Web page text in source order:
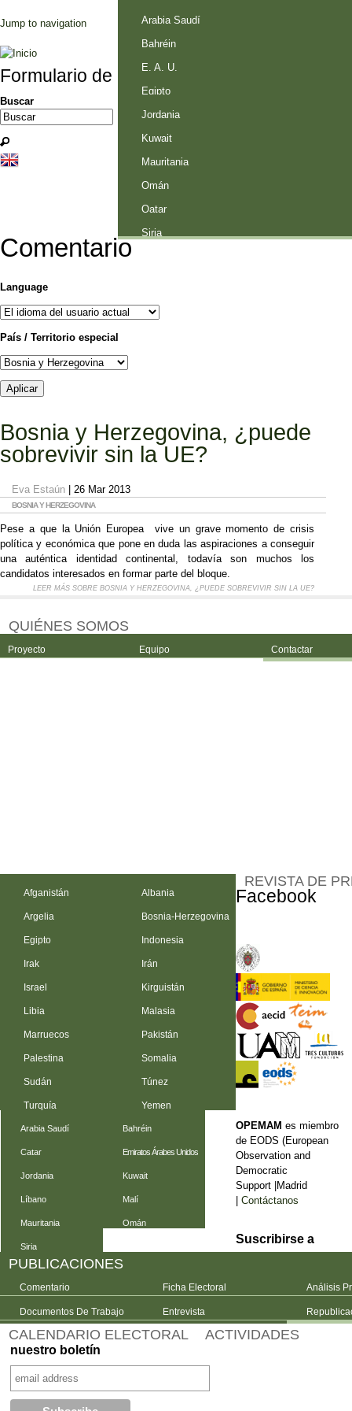
Jump to navigation
Formulario de búsqueda
Buscar
Comentario
Language
País / Territorio especial
Bosnia y Herzegovina, ¿puede
sobrevivir sin la UE?
Eva Estaún | 26 Mar 2013
BOSNIA Y HERZEGOVINA
Pese a que la Unión Europea
vive un grave momento de crisis
política y económica que pone en duda las aspiraciones a conseguir
una auténtica identidad continental, todavía son muchos los
candidatos interesados en formar parte del bloque.
LEER MÁS SOBRE BOSNIA Y HERZEGOVINA, ¿PUEDE SOBREVIVIR SIN LA UE?
QUIÉNES SOMOS
Proyecto Equipo Contactar
Palestina
Arabia Saudí
Bahréin
E. A. U.
Egipto
Jordania
Kuwait
Mauritania
Omán
Qatar
Siria
Afganistán Albania
Argelia Bosnia-Herzegovina
Egipto Indonesia
Irak Irán
Israel Kirguistán
Libia Malasia
Marruecos Pakistán
Palestina Somalia
Sudán Túnez
Turquía Yemen
Arabia Saudí Bahréin
Catar Emiratos Árabes Unidos
Jordania Kuwait
Líbano Malí
Mauritania Omán
Siria
REVISTA DE
PUBLICACIONES
Comentario Ficha Electoral Análisis
Documentos De Trabajo Entrevista
CALENDARIO ELECTORAL ACTIVIDADES
Facebook
OPEMAM es miembro
de EODS (European
Observation and
Democratic
Support |Madrid
Contáctanos
Suscribirse a
nuestro boletín